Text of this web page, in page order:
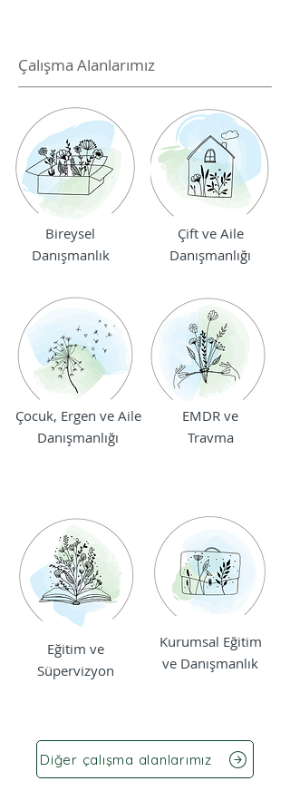
Çalışma Alanlarımız
Bireysel
Danışmanlık
Çift ve Aile
Danışmanlığı
EMDR ve
Travma
Çocuk, Ergen ve Aile
Danışmanlığı
Eğitim ve
Süpervizyon
Kurumsal Eğitim
ve Danışmanlık
Diğer çalışma alanlarımız